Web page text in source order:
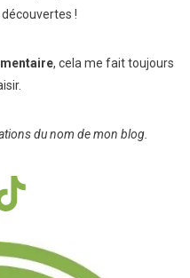
!
, cela me fait toujours
du nom de mon blog.